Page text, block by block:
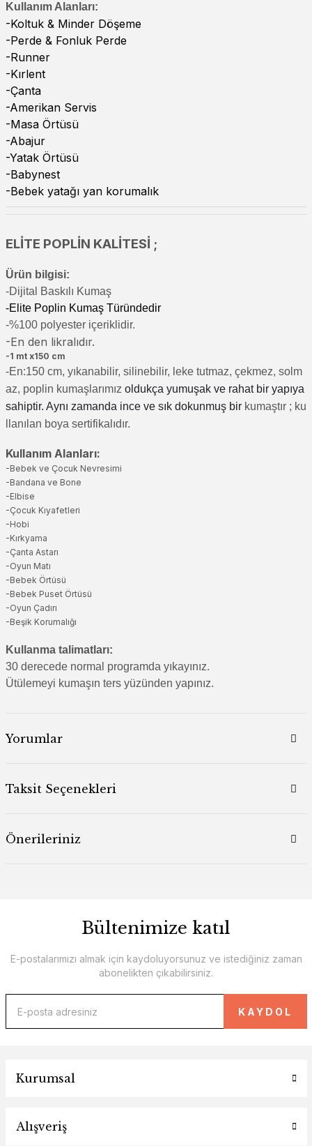
Kullanım Alanları:
-Koltuk & Minder Döşeme
-Perde & Fonluk Perde
-Runner
-Kırlent
-Çanta
-Amerikan Servis
-Masa Örtüsü
-Abajur
-Yatak Örtüsü
-Babynest
-Bebek yatağı yan korumalık
ELİTE POPLİN KALİTESİ ;
Ürün bilgisi:
-Dijital Baskılı Kumaş
-Elite Poplin Kumaş Türündedir
-%100 polyester içeriklidir.
-En den likralıdır.
-1 mt x150 cm
-En:150 cm, yıkanabilir, silinebilir, leke tutmaz, çekmez, solm
az, poplin kumaşlarımız oldukça yumuşak ve rahat bir yapıya
sahiptir. Aynı zamanda ince ve sık dokunmuş bir kumaştır ; ku
llanılan boya sertifikalıdır.
Kullanım Alanları:
-Bebek ve Çocuk Nevresimi
-Bandana ve Bone
-Elbise
-Çocuk Kıyafetleri
-Hobi
-Kırkyama
-Çanta Astarı
-Oyun Matı
-Bebek Örtüsü
-Bebek Puset Örtüsü
-Oyun Çadırı
-Beşik Korumalığı
Kullanma talimatları:
30 derecede normal programda yıkayınız.
Ütülemeyi kumaşın ters yüzünden yapınız.
Yorumlar
Taksit Seçenekleri
Önerileriniz
Bültenimize katıl
E-postalarımızı almak için kaydoluyorsunuz ve istediğiniz zaman
abonelikten çıkabilirsiniz.
KAYDOL
Kurumsal
Alışveriş